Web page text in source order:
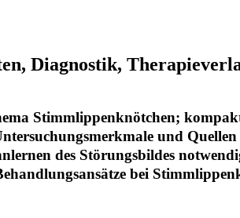
Diagnostik,
Stimmlippenknötchen;
und
des Störungsbildes
bei